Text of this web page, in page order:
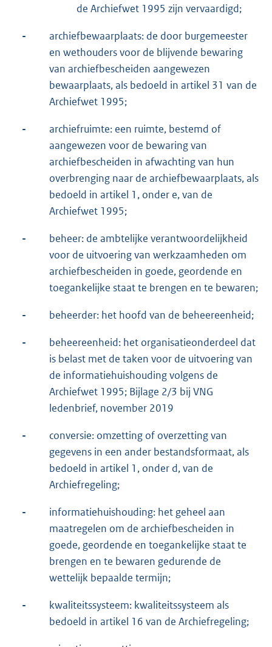
de Archiefwet 1995 zijn vervaardigd;
-
archiefbewaarplaats: de door burgemeester
en wethouders voor de blijvende bewaring
van archiefbescheiden aangewezen
bewaarplaats, als bedoeld in artikel 31 van de
Archiefwet 1995;
-
archiefruimte: een ruimte, bestemd of
aangewezen voor de bewaring van
archiefbescheiden in afwachting van hun
overbrenging naar de archiefbewaarplaats, als
bedoeld in artikel 1, onder e, van de
Archiefwet 1995;
-
beheer: de ambtelijke verantwoordelijkheid
voor de uitvoering van werkzaamheden om
archiefbescheiden in goede, geordende en
toegankelijke staat te brengen en te bewaren;
- beheerder: het hoofd van de beheereenheid;
-
beheereenheid: het organisatieonderdeel dat
is belast met de taken voor de uitvoering van
de informatiehuishouding volgens de
Archiefwet 1995; Bijlage 2/3 bij VNG
ledenbrief, november 2019
-
conversie: omzetting of overzetting van
gegevens in een ander bestandsformaat, als
bedoeld in artikel 1, onder d, van de
Archiefregeling;
-
informatiehuishouding: het geheel aan
maatregelen om de archiefbescheiden in
goede, geordende en toegankelijke staat te
brengen en te bewaren gedurende de
wettelijk bepaalde termijn;
-
kwaliteitssysteem: kwaliteitssysteem als
bedoeld in artikel 16 van de Archiefregeling;